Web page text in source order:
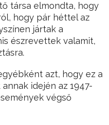
társa elmondta, hogy
hogy pár héttel az
jártak a
észrevettek valamit,
azt, hogy ez a
idején az 1947-
végső